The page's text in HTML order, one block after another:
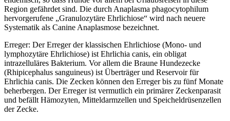
Region gefährdet sind. Die durch Anaplasma phagocytophilum
hervorgerufene „Granulozytäre Ehrlichiose“ wird nach neuere
Systematik als Canine Anaplasmose bezeichnet.
Erreger: Der Erreger der klassischen Ehrlichiose (Mono- und
lymphozytäre Ehrlichiose) ist Ehrlichia canis, ein obligat
intrazelluläres Bakterium. Vor allem die Braune Hundezecke
(Rhipicephalus sanguineus) ist Überträger und Reservoir für
Ehrlichia canis. Die Zecken können den Erreger bis zu fünf Monate
beherbergen. Der Erreger ist vermutlich ein primärer Zeckenparasit
und befällt Hämozyten, Mitteldarmzellen und Speicheldrüsenzellen
der Zecke.